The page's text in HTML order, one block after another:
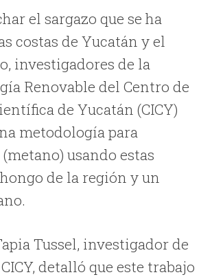
el sargazo que se ha
costas de Yucatán y el
investigadores de la
Renovable del Centro de
de Yucatán (CICY)
metodología para
usando estas
de la región y un
Tussel, investigador de
detalló que este trabajo